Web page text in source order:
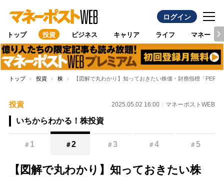
ログイン
トップ 投資 ビジネス キャリア ライフ マネー
トップ 投資 株 【図解で丸わかり】知っておきたい株価・財務指標「
投資 2025.05.02 16:00 マネーポストWEB
いちからわかる！株投資
＃ 1 ＃2 ＃3 ＃4 ＃5
【図解で丸わかり】知っておきたい株